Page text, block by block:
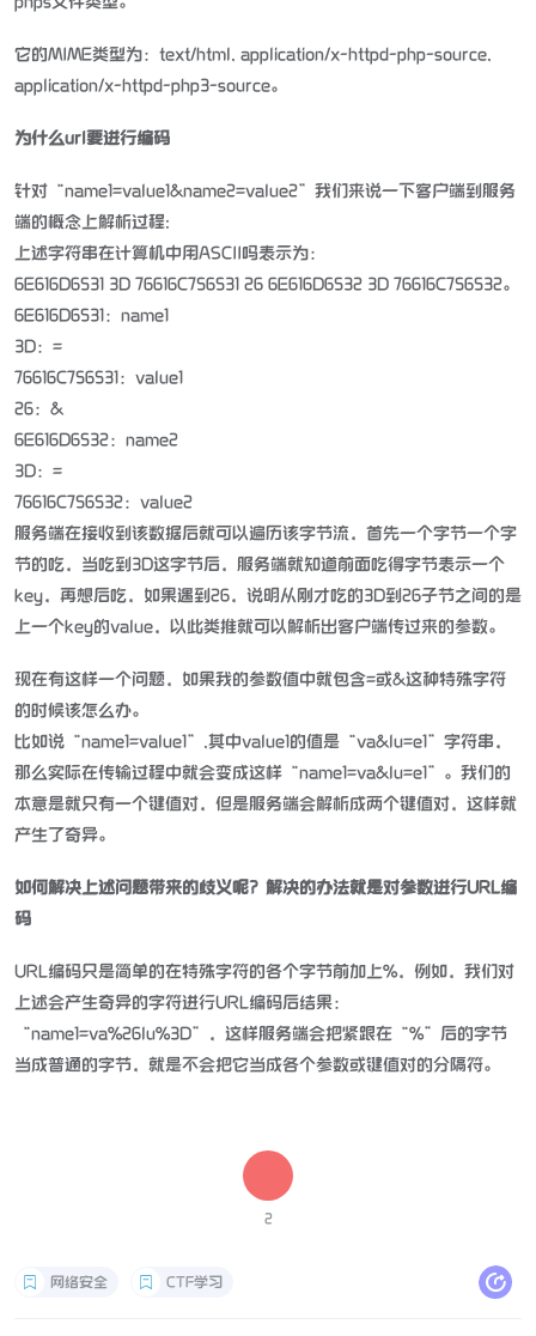
它的MIME类型为：text/html, application/x-httpd-php-source,
application/x-httpd-php3-source。
为什么url要进行编码
针对“name1=value1&name2=value2”我们来说一下客户端到服务
端的概念上解析过程:
上述字符串在计算机中用ASCII吗表示为：
6E616D6531 3D 76616C756531 26 6E616D6532 3D 76616C756532。
6E616D6531：name1
3D：=
76616C756531：value1
26：&
6E616D6532：name2
3D：=
76616C756532：value2
服务端在接收到该数据后就可以遍历该字节流，首先一个字节一个字
节的吃，当吃到3D这字节后，服务端就知道前面吃得字节表示一个
key，再想后吃，如果遇到26，说明从刚才吃的3D到26子节之间的是
上一个key的value，以此类推就可以解析出客户端传过来的参数。
现在有这样一个问题，如果我的参数值中就包含=或&这种特殊字符
的时候该怎么办。
比如说“name1=value1”,其中value1的值是“va&lu=e1”字符串，
那么实际在传输过程中就会变成这样“name1=va&lu=e1”。我们的
本意是就只有一个键值对，但是服务端会解析成两个键值对，这样就
产生了奇异。
如何解决上述问题带来的歧义呢？解决的办法就是对参数进行URL编
码
URL编码只是简单的在特殊字符的各个字节前加上%，例如，我们对
上述会产生奇异的字符进行URL编码后结果：
“name1=va%26lu%3D”，这样服务端会把紧跟在“%”后的字节
当成普通的字节，就是不会把它当成各个参数或键值对的分隔符。
2
网络安全 CTF学习